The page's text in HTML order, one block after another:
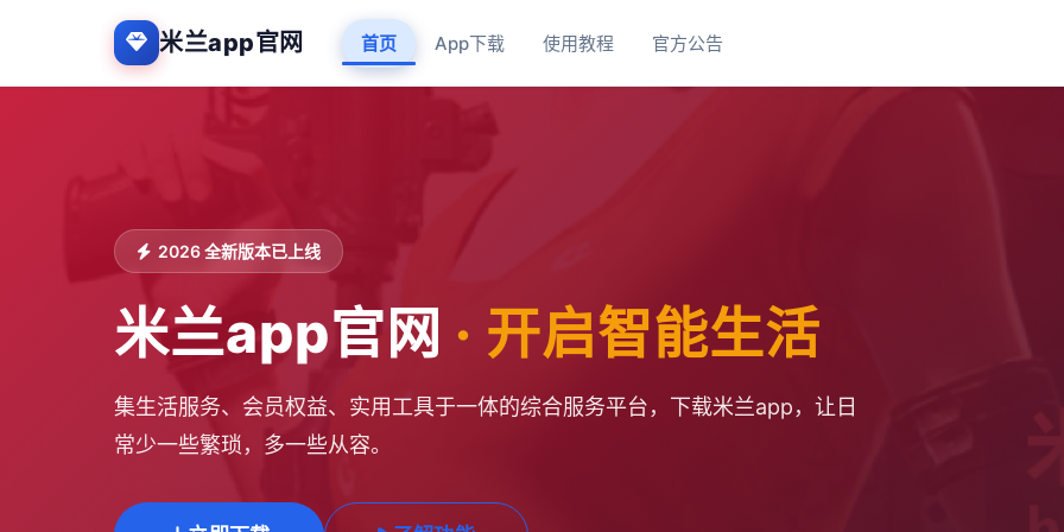
米兰app官网 首页 App下载 使用教程 官方公告
2026 全新版本已上线
米兰app官网 · 开启智能生活
集生活服务、会员权益、实用工具于一体的综合服务平台，下载米兰app，让日
常少一些繁琐，多一些从容。